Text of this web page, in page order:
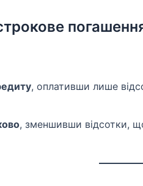
, оплативши лише
, зменшивши відсотки,